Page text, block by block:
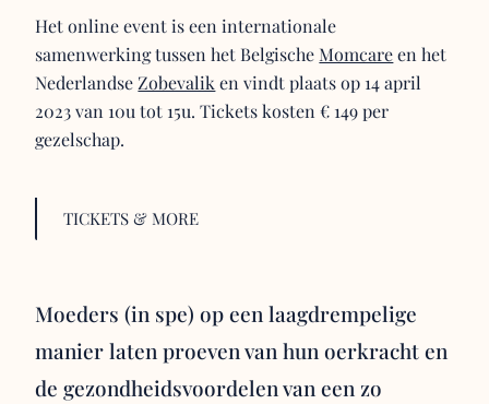
Het online event is een internationale
samenwerking tussen het BelgischeMomcareen het
Nederlandse Zobevalik en vindt plaats op 14 april
2023 van 10u tot 15u. Tickets kosten € 149 per
gezelschap.
TICKETS & MORE
Moeders (in spe) op een laagdrempelige
manier laten proeven van hun oerkracht en
de gezondheidsvoordelen van een zo